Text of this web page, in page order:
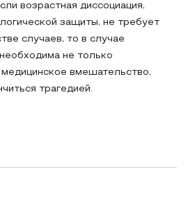
возрастная диссоциация,
защиты, не требует
случаев, то в случае
не только
медицинское вмешательство,
трагедией.